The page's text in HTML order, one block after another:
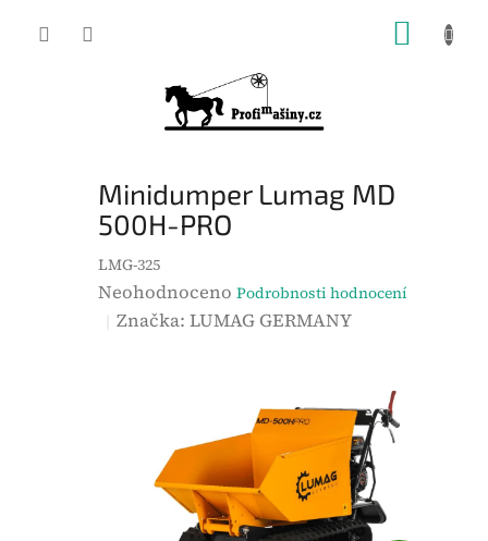
Minidumper Lumag MD
500H-PRO
LMG-325
P
Neohodnoceno Podrobnosti hodnocení
Značka:LUMAG GERMANY